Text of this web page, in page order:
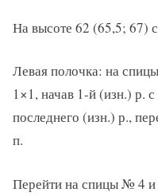
На высоте 62 (65,5; 67)
Левая полочка: на
1×1, начав 1-й (изн.) р.
последнего (изн.) р.,
п.
Перейти на спицы № 4 и